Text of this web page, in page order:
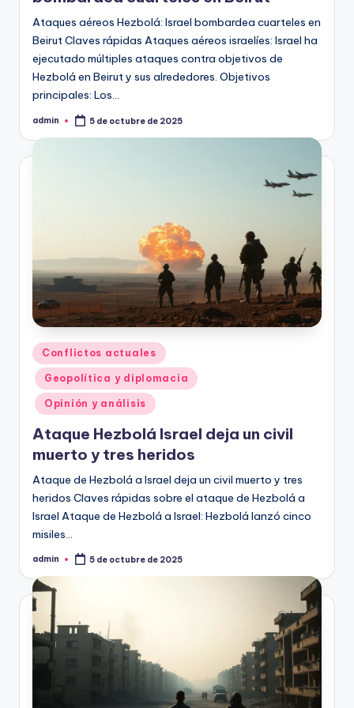
Ataques aéreos Hezbolá: Israel bombardea cuarteles en
Beirut Claves rápidas Ataques aéreos israelíes: Israel ha
ejecutado múltiples ataques contra objetivos de
Hezbolá en Beirut y sus alrededores. Objetivos
principales: Los…
Publicado
admin 5 de octubre de 2025
Publicado
en
Conflictos actuales
Geopolítica y diplomacia
Opinión y análisis
Ataque Hezbolá Israel deja un civil
muerto y tres heridos
Ataque de Hezbolá a Israel deja un civil muerto y tres
heridos Claves rápidas sobre el ataque de Hezbolá a
Israel Ataque de Hezbolá a Israel: Hezbolá lanzó cinco
misiles…
Publicado
admin 5 de octubre de 2025